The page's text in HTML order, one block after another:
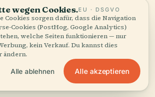
ganze Geschichte in der App
wegen Cookies.EU · DSGVO
Cookies sorgen dafür, dass die Navigation
Cookies (PostHog, Google Analytics)
welche Seiten funktionieren — nur
kein Verkauf. Du kannst dies
ändern.
Alle ablehnen Alle akzeptieren